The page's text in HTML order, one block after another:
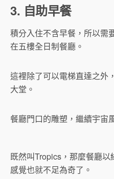
3. 自助早餐
積分入住不含早餐，所以需
在五樓全日制餐廳。
這裡除了可以電梯直達之外
大堂。
餐廳門口的雕塑，繼續宇宙
既然叫Tropics，那麼餐廳
感覺也就不足為奇了。